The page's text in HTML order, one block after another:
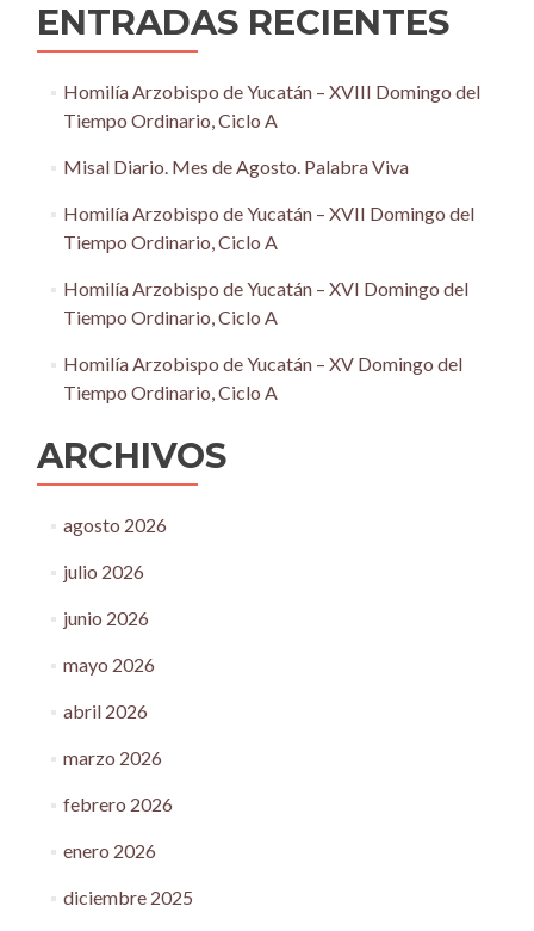
ENTRADAS RECIENTES
Homilía Arzobispo de Yucatán – XVIII Domingo del
Tiempo Ordinario, Ciclo A
Misal Diario. Mes de Agosto. Palabra Viva
Homilía Arzobispo de Yucatán – XVII Domingo del
Tiempo Ordinario, Ciclo A
Homilía Arzobispo de Yucatán – XVI Domingo del
Tiempo Ordinario, Ciclo A
Homilía Arzobispo de Yucatán – XV Domingo del
Tiempo Ordinario, Ciclo A
ARCHIVOS
agosto 2026
julio 2026
junio 2026
mayo 2026
abril 2026
marzo 2026
febrero 2026
enero 2026
diciembre 2025